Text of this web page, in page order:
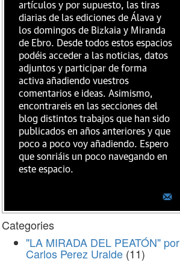
artículos y por supuesto, las tiras
diarias de las ediciones de Álava y
los domingos de Bizkaia y Miranda
de Ebro. Desde todos estos espacios
podéis acceder a las noticias, datos
adjuntos y participar de forma
activa añadiendo vuestros
comentarios e ideas. Asimismo,
encontrareis en las secciones del
blog distintos trabajos que han sido
publicados en años anteriores y que
poco a poco voy añadiendo. Espero
que sonriáis un poco navegando en
este espacio.
Categories
"LA MIRADA DEL PEATÓN" por
Carlos Perez Uralde (11)